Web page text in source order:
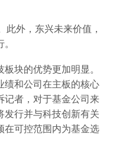
此外，东兴未来价值，
块的优势更加明显。
绩和公司在主板的核心
记者，对于基金公司来
发行并与科技创新有关
在可控范围内为基金选